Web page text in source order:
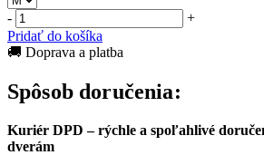
-
+
Pridať do košíka
🚚 Doprava a platba
Spôsob doručenia:
Kuriér DPD – rýchle a spoľahlivé
dverám